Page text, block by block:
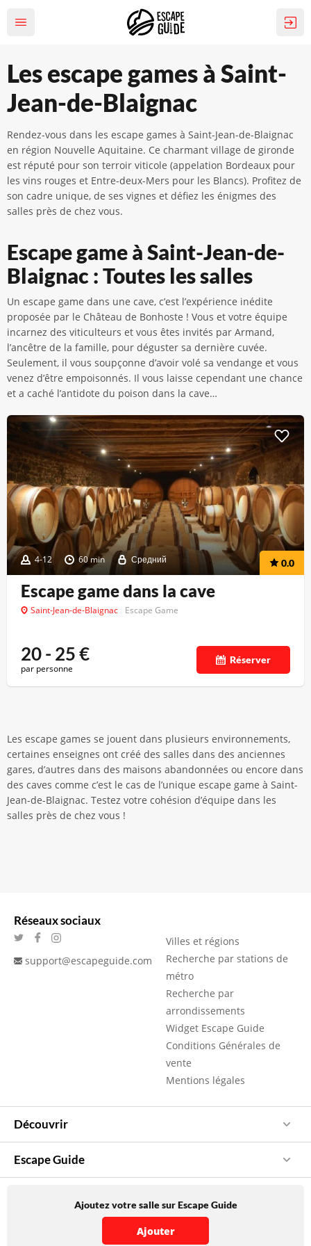
Les escape games à Saint-
Jean-de-Blaignac
Rendez-vous dans les escape games à Saint-Jean-de-Blaignac
en région Nouvelle Aquitaine. Ce charmant village de gironde
est réputé pour son terroir viticole (appelation Bordeaux pour
les vins rouges et Entre-deux-Mers pour les Blancs). Profitez de
son cadre unique, de ses vignes et défiez les énigmes des
salles près de chez vous.
Escape game à Saint-Jean-de-
Blaignac : Toutes les salles
Un escape game dans une cave, c’est l’expérience inédite
proposée par le Château de Bonhoste ! Vous et votre équipe
incarnez des viticulteurs et vous êtes invités par Armand,
l’ancêtre de la famille, pour déguster sa dernière cuvée.
Seulement, il vous soupçonne d’avoir volé sa vendange et vous
venez d’être empoisonnés. Il vous laisse cependant une chance
et a caché l’antidote du poison dans la cave…
4-12 60 min Средний 0.0
Escape game dans la cave
Saint-Jean-de-Blaignac Escape Game
20 - 25€
par personne
Réserver
Les escape games se jouent dans plusieurs environnements,
certaines enseignes ont créé des salles dans des anciennes
gares, d’autres dans des maisons abandonnées ou encore dans
des caves comme c’est le cas de l’unique escape game à Saint-
Jean-de-Blaignac. Testez votre cohésion d’équipe dans les
salles près de chez vous !
Réseaux sociaux
support@escapeguide.com
Villes et régions
Recherche par stations de
métro
Recherche par
arrondissements
Widget Escape Guide
Conditions Générales de
vente
Mentions légales
Découvrir
Escape Guide
Ajoutez votre salle sur Escape Guide
Ajouter